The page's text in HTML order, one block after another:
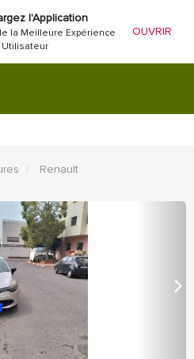
l'Application
la Meilleure Expérience
Utilisateur
OUVRIR
Renault